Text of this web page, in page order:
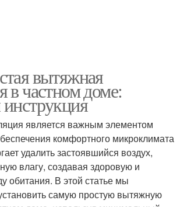
вытяжная
в частном доме:
является важным элементом
комфортного микроклимата
удалить застоявшийся воздух,
влагу, создавая здоровую и
обитания. В этой статье мы
самую простую вытяжную